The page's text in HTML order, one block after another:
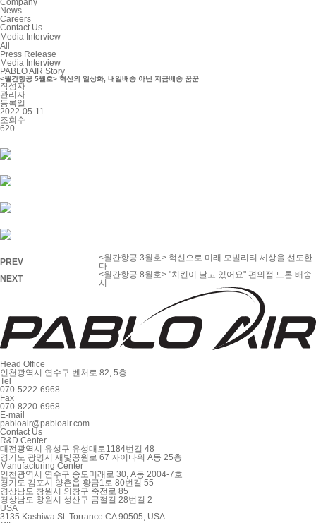
Company
News
Careers
Contact Us
Media Interview
All
Press Release
Media Interview
PABLO AIR Story
<월간항공 5월호> 혁신의 일상화, 내일배송 아닌 지금배송 꿈꾼
작성자
관리자
등록일
2022-05-11
조회수
620
PREV
<월간항공 3월호> 혁신으로 미래 모빌리티 세상을 선도한
다
NEXT
<월간항공 8월호> "치킨이 날고 있어요" 편의점 드론 배송
시
Head Office
인천광역시 연수구 벤처로 82, 5층
Tel
070-5222-6968
Fax
070-8220-6968
E-mail
pabloair@pabloair.com
Contact Us
R&D Center
대전광역시 유성구 유성대로1184번길 48
경기도 광명시 새빛공원로 67 자이타워 A동 25층
Manufacturing Center
인천광역시 연수구 송도미래로 30, A동 2004-7호
경기도 김포시 양촌읍 황금1로 80번길 55
경상남도 창원시 의창구 죽전로 85
경상남도 창원시 성산구 곰절길 28번길 2
USA
3135 Kashiwa St. Torrance CA 90505, USA